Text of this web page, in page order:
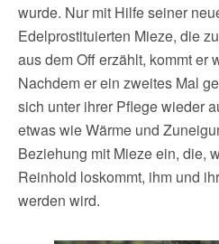
wurde. Nur mit Hilfe seiner
Edelprostituierten Mieze, die
aus dem Off erzählt, kommt er
Nachdem er ein zweites Mal
sich unter ihrer Pflege wieder
etwas wie Wärme und
Beziehung mit Mieze ein, die,
Reinhold loskommt, ihm und
werden wird.